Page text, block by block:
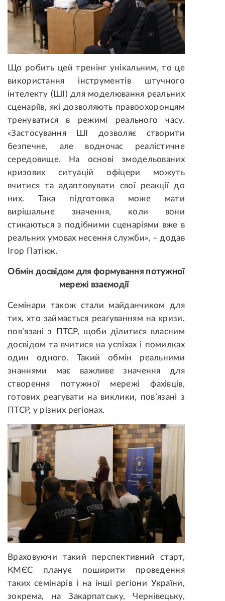
Що робить цей тренінг унікальним, то це
використання інструментів штучного
інтелекту (ШІ) для моделювання реальних
сценаріїв, які дозволяють правоохоронцям
тренуватися в режимі реального часу.
«Застосування ШІ дозволяє створити
безпечне, але водночас реалістичне
середовище. На основі змодельованих
кризових ситуацій офіцери можуть
вчитися та адаптовувати свої реакції до
них. Така підготовка може мати
вирішальне значення, коли вони
стикаються з подібними сценаріями вже в
реальних умовах несення служби», – додав
Ігор Патіюк.
Обмін досвідом для формування потужної
мережі взаємодії
Семінари також стали майданчиком для
тих, хто займається реагуванням на кризи,
пов’язані з ПТСР, щоби ділитися власним
досвідом та вчитися на успіхах і помилках
один одного. Такий обмін реальними
знаннями має важливе значення для
створення потужної мережі фахівців,
готових реагувати на виклики, пов’язані з
ПТСР, у різних регіонах.
Враховуючи такий перспективний старт,
КМЄС планує поширити проведення
таких семінарів і на інші регіони України,
зокрема, на Закарпатську, Чернівецьку,